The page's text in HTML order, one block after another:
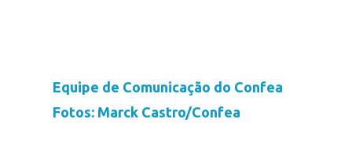
Equipe de Comunicação do Confea
Fotos: Marck Castro/Confea